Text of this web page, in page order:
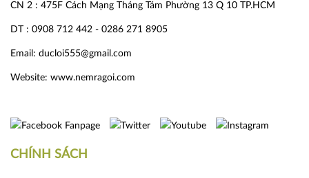
CN 2 : 475F Cách Mạng Tháng Tám Phường 13 Q 10 TP.HCM
DT : 0908 712 442 - 0286 271 8905
Email: ducloi555@gmail.com
Website: www.nemragoi.com
CHÍNH SÁCH